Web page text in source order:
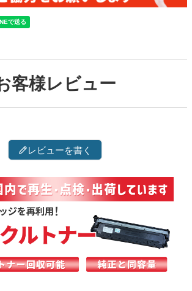
客様レビュー
レビューを書く